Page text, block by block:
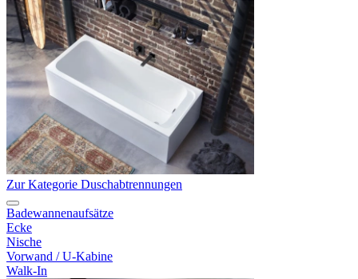
Zur Kategorie Duschabtrennungen
Badewannenaufsätze
Ecke
Nische
Vorwand / U-Kabine
Walk-In